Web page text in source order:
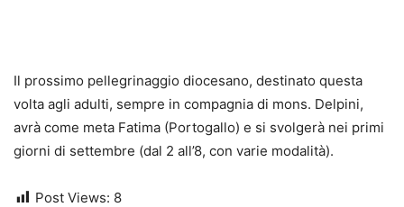
Il prossimo pellegrinaggio diocesano, destinato questa
volta agli adulti, sempre in compagnia di mons. Delpini,
avrà come meta Fatima (Portogallo) e si svolgerà nei primi
giorni di settembre (dal 2 all’8, con varie modalità).
Post Views: 8